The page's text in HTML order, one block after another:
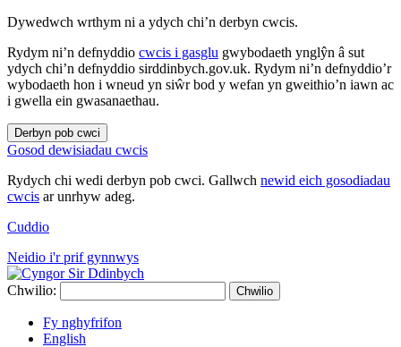
Dywedwch wrthym ni a ydych chi’n derbyn cwcis.
Rydym ni’n defnyddio cwcis i gasglu gwybodaeth ynglŷn â sut
ydych chi’n defnyddio sirddinbych.gov.uk. Rydym ni’n defnyddio’r
wybodaeth hon i wneud yn siŵr bod y wefan yn gweithio’n iawn ac
i gwella ein gwasanaethau.
Derbyn pob cwci
Gosod dewisiadau cwcis
Rydych chi wedi derbyn pob cwci. Gallwch newid eich gosodiadau
cwcis ar unrhyw adeg.
Cuddio
Neidio i'r prif gynnwys
Chwilio: Chwilio
Fy nghyfrifon
English